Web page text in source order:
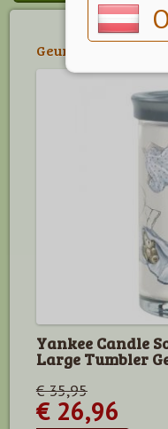
Geur van de Maand
Yankee Candle
Large Tumbler
€ 35,95
€ 26,96